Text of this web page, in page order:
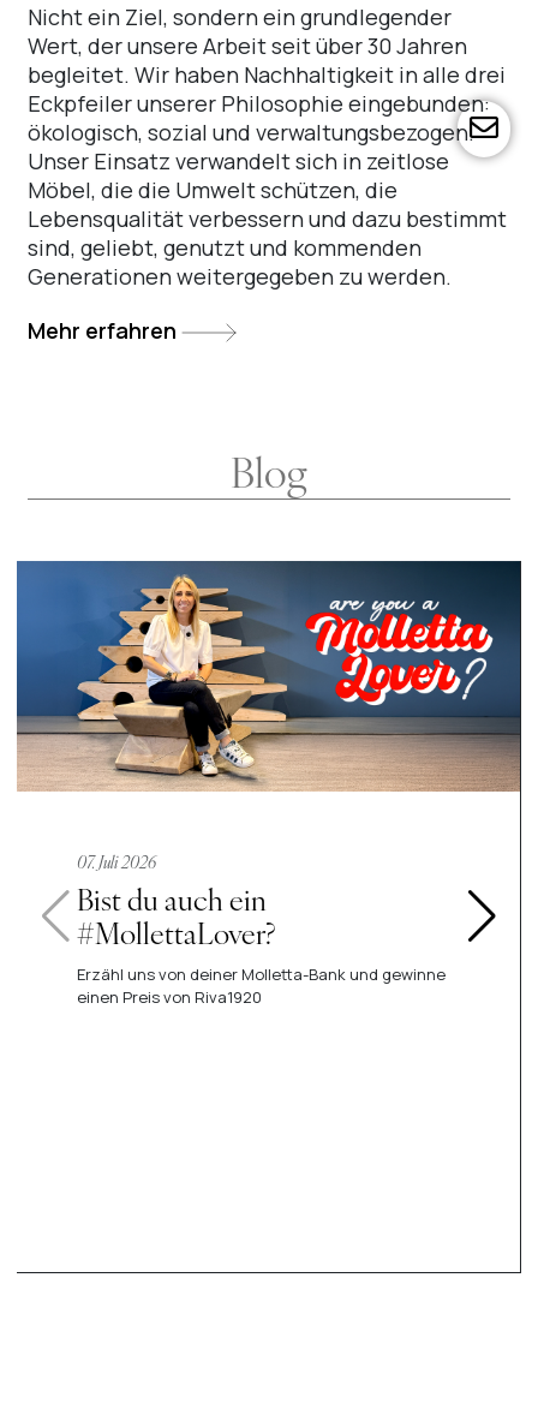
far
fa-
Nicht ein Ziel, sondern ein grundlegender
Wert, der unsere Arbeit seit über 30 Jahren
begleitet. Wir haben Nachhaltigkeit in alle drei
Eckpfeiler unserer Philosophie eingebunden:
ökologisch, sozial und verwaltungsbezogen.
Unser Einsatz verwandelt sich in zeitlose
Möbel, die die Umwelt schützen, die
Lebensqualität verbessern und dazu bestimmt
sind, geliebt, genutzt und kommenden
Generationen weitergegeben zu werden.
Mehr erfahren
Blog
07. Juli 2026
Bist du auch ein
#MollettaLover?
Erzähl uns von deiner Molletta-Bank und gewinne
einen Preis von Riva1920